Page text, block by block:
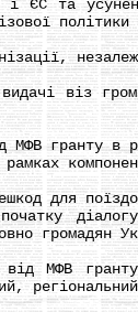
і ЄС та
віз
МФВ гранту в
для
діалогу з
громадян
МФВ